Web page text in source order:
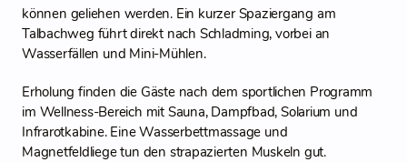
können geliehen werden. Ein kurzer Spaziergang am
Talbachweg führt direkt nach Schladming, vorbei an
Wasserfällen und Mini-Mühlen.
Erholung finden die Gäste nach dem sportlichen Programm
im Wellness-Bereich mit Sauna, Dampfbad, Solarium und
Infrarotkabine. Eine Wasserbettmassage und
Magnetfeldliege tun den strapazierten Muskeln gut.